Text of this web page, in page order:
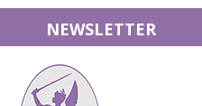
NEWSLETTER